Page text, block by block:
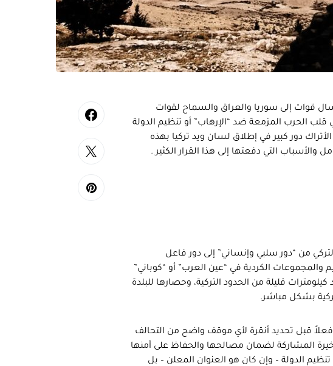
قوات إلى سوريا والعراق والسماح لقوات
قلب الحرب المزمعة ضد “الإرهاب” أو تنظيم الدولة
دور كبير في إطلاق لسان ويد تركيا بهذه
والأسباب التي دفعتها إلى هذا القرار الكثير .
من “دور سلبي وإنساني” إلى دور فاعل
والمجموعات الكردية في “عين العرب” أو “كوباني”
قليلة من الحدود التركية، وحصارها للبلدة
بشكل مباشر.
فعلاً قبل تحديد أنقرة لأي موقف واضح من التحالف
المشاركة لضمان مصالحها والحفاظ على أمنها
الدولة – وإن كان هو العنوان المعلن – بل